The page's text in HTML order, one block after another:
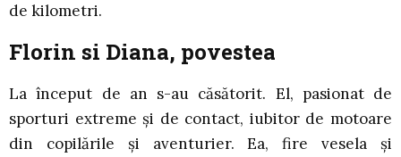
de kilometri.
Florin si Diana, povestea
La început de an s-au căsătorit. El, pasionat de
sporturi extreme și de contact, iubitor de motoare
din copilările și aventurier. Ea, fire vesela și